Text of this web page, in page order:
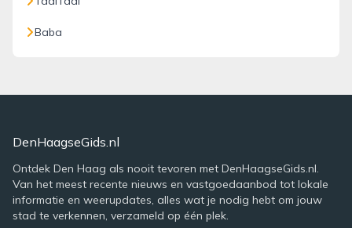
Baba
DenHaagseGids.nl
Ontdek Den Haag als nooit tevoren met DenHaagseGids.nl.
Van het meest recente nieuws en vastgoedaanbod tot lokale
informatie en weerupdates, alles wat je nodig hebt om jouw
stad te verkennen, verzameld op één plek.